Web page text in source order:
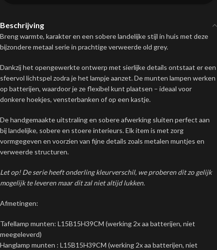
Beschrijving
Breng warmte, karakter en een sobere landelijke stijl in huis met deze
bijzondere metaal serie in prachtige verweerde old grey.
Dankzij het opengewerkte ontwerp met sierlijke details ontstaat er een
sfeervol lichtspel zodra je het lampje aanzet. De munten lampen werken
op batterijen, waardoor je ze flexibel kunt plaatsen – ideaal voor
donkere hoekjes, vensterbanken of op een kastje.
De handgemaakte uitstraling en sobere afwerking sluiten perfect aan
bij landelijke, sobere en stoere interieurs. Elk item is met zorg
vormgegeven en voorzien van fijne details zoals metalen muntjes en
verweerde structuren.
Let op! De serie heeft onderling kleurverschil, we proberen dit zo gelijk
mogelijk te leveren maar dit zal niet altijd lukken.
Afmetingen:
Tafellamp munten: L15B15H39CM (werking 2x aa batterijen, niet
meegeleverd)
Hanglamp munten : L15B15H39CM (werking 2x aa batterijen, niet